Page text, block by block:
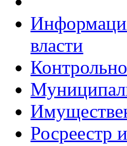
власти
Росреестр